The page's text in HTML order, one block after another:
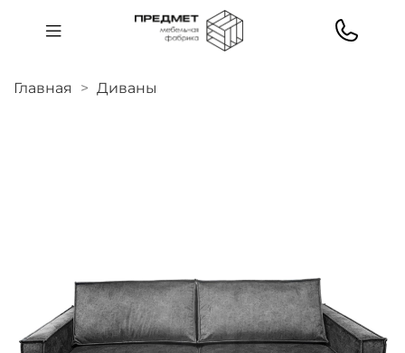
Главная Диваны